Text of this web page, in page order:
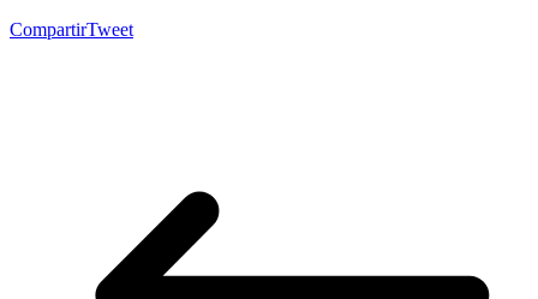
CompartirTweet